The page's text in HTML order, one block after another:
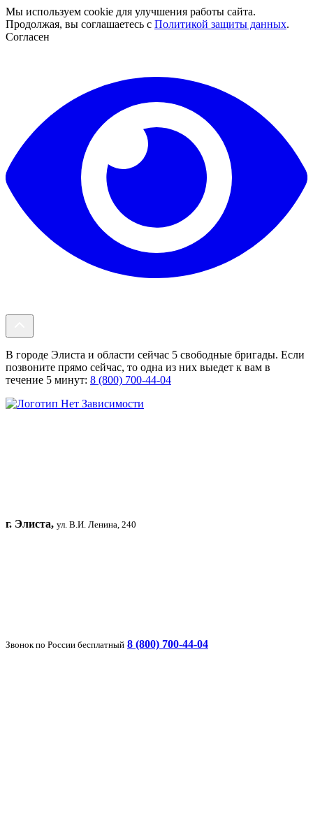
Мы используем cookie для улучшения работы сайта.
Продолжая, вы соглашаетесь с Политикой защиты данных.
Согласен
В городе Элиста и области сейчас 5 свободные бригады. Если
позвоните прямо сейчас, то одна из них выедет к вам в
течение 5 минут: 8 (800) 700-44-04
г. Элиста, ул. В.И. Ленина, 240
Звонок по России бесплатный 8 (800) 700-44-04